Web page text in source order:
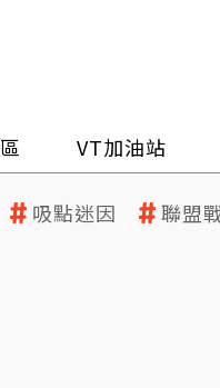
VT加油站
吸點迷因 聯盟